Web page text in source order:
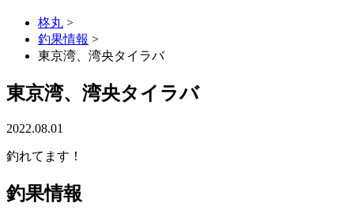
柊丸 >
釣果情報 >
東京湾、湾央タイラバ
東京湾、湾央タイラバ
2022.08.01
釣れてます！
釣果情報